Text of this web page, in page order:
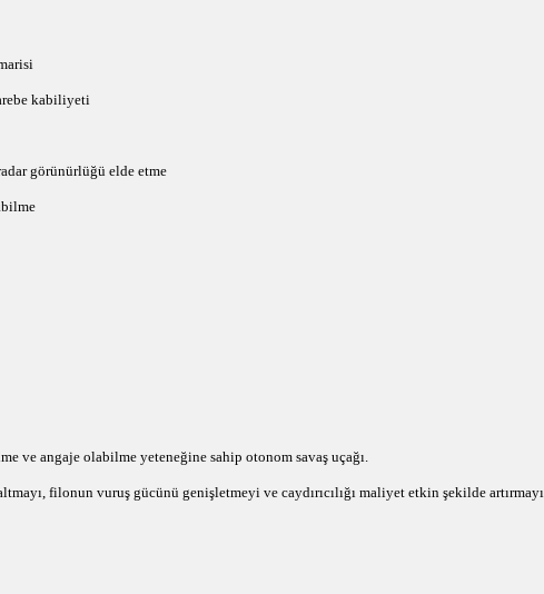
kabiliyeti
görünürlüğü elde etme
ve angaje olabilme yeteneğine sahip otonom savaş uçağı.
filonun vuruş gücünü genişletmeyi ve caydırıcılığı maliyet etkin şekilde artırmayı